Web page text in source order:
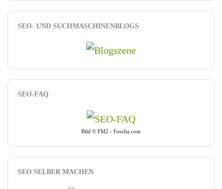
SEO- UND SUCHMASCHINENBLOGS
SEO-FAQ
Bild © FM2 - Fotolia.com
SEO SELBER MACHEN